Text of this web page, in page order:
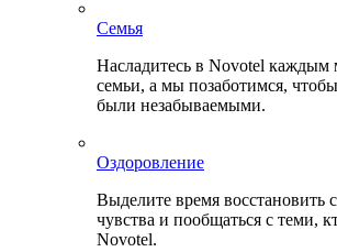
Семья
Насладитесь в Novotel каждым
семьи, а мы позаботимся,
были незабываемыми.
Оздоровление
Выделите время восстановить
чувства и пообщаться с теми,
Novotel.